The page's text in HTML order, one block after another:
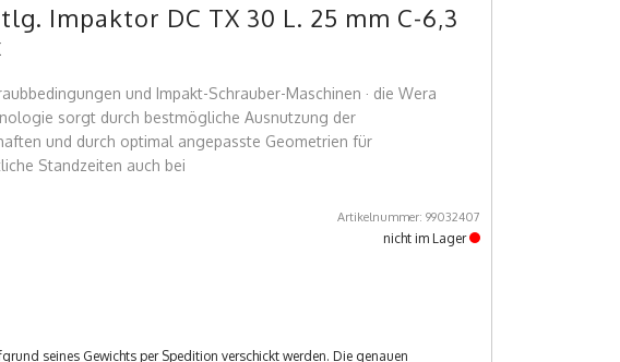
Impaktor DC TX 30 L. 25 mm C-6,3
und Impakt-Schrauber-Maschinen · die Wera
sorgt durch bestmögliche Ausnutzung der
und durch optimal angepasste Geometrien für
Standzeiten auch bei
Artikelnummer: 99032407
nicht im Lager
seines Gewichts per Spedition verschickt werden. Die genauen